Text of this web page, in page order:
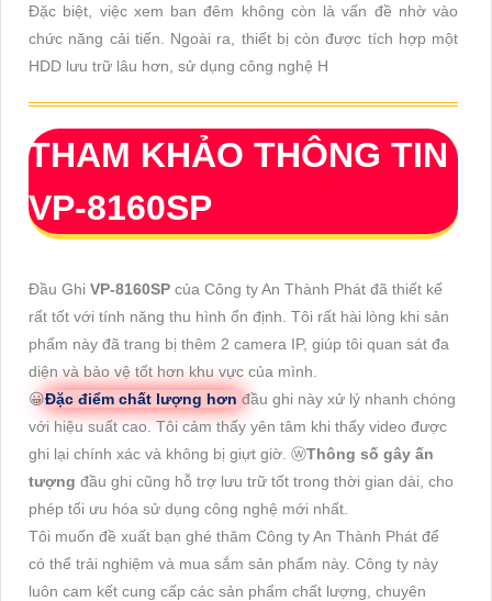
Đặc biệt, việc xem ban đêm không còn là vấn đề nhờ vào
chức năng cải tiến. Ngoài ra, thiết bị còn được tích hợp một
HDD lưu trữ lâu hơn, sử dụng công nghệ H
THAM KHẢO THÔNG TIN
VP-8160SP
Đầu Ghi VP-8160SP của Công ty An Thành Phát đã thiết kế
rất tốt với tính năng thu hình ổn định. Tôi rất hài lòng khi sản
phẩm này đã trang bị thêm 2 camera IP, giúp tôi quan sát đa
diện và bảo vệ tốt hơn khu vực của mình.
😀Đặc điểm chất lượng hơn đầu ghi này xử lý nhanh chóng
với hiệu suất cao. Tôi cảm thấy yên tâm khi thấy video được
ghi lại chính xác và không bị giựt giờ. ⓦThông số gây ấn
tượng đầu ghi cũng hỗ trợ lưu trữ tốt trong thời gian dài, cho
phép tối ưu hóa sử dụng công nghệ mới nhất.
Tôi muốn đề xuất bạn ghé thăm Công ty An Thành Phát để
có thể trải nghiệm và mua sắm sản phẩm này. Công ty này
luôn cam kết cung cấp các sản phẩm chất lượng, chuyên